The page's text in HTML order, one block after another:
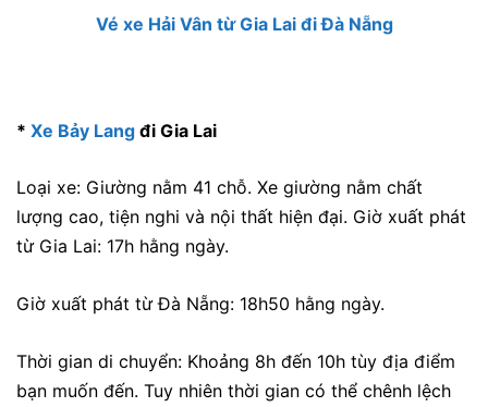
Vé xe Hải Vân từ Gia Lai đi Đà Nẵng
* Xe Bảy Lang đi Gia Lai
Loại xe: Giường nằm 41 chỗ. Xe giường nằm chất
lượng cao, tiện nghi và nội thất hiện đại. Giờ xuất phát
từ Gia Lai: 17h hằng ngày.
Giờ xuất phát từ Đà Nẵng: 18h50 hằng ngày.
Thời gian di chuyển: Khoảng 8h đến 10h tùy địa điểm
bạn muốn đến. Tuy nhiên thời gian có thể chênh lệch